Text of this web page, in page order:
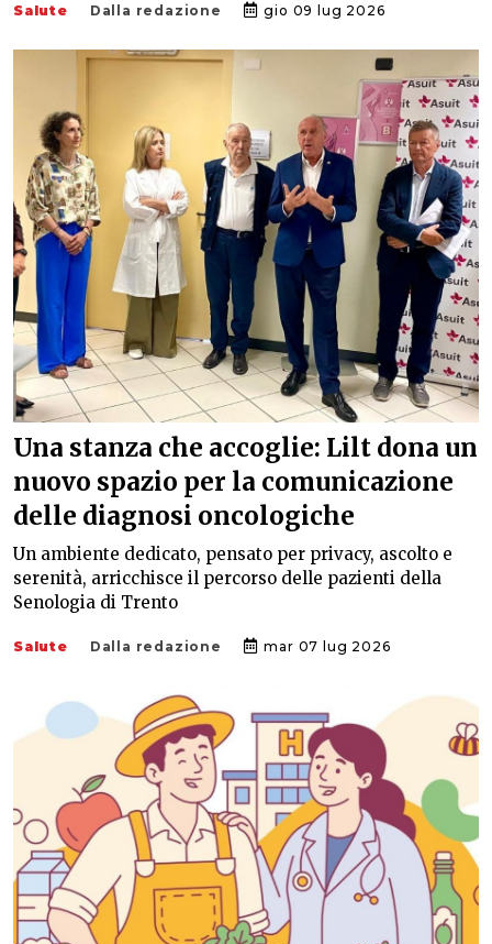
Salute Dalla redazione gio 09 lug 2026
Una stanza che accoglie: Lilt dona un
nuovo spazio per la comunicazione
delle diagnosi oncologiche
Un ambiente dedicato, pensato per privacy, ascolto e
serenità, arricchisce il percorso delle pazienti della
Senologia di Trento
Salute Dalla redazione mar 07 lug 2026